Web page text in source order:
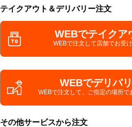
テイクアウト＆デリバリー注文
WEBでテイクア
WEBで注文して店舗でお受
WEBでデリバ
WEBで注文して、 ご指定の場所で
その他サービスから注文